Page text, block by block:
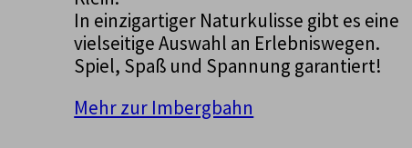
In einzigartiger Naturkulisse gibt es eine
vielseitige Auswahl an Erlebniswegen.
Spiel, Spaß und Spannung garantiert!
Mehr zur Imbergbahn